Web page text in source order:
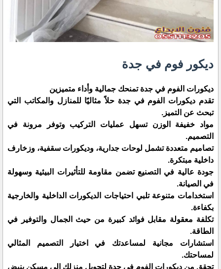
ديكور فوم في جدة
ديكورات الفوم في جدة تمنحك جمالية وأداء متميزين
تقدم ديكورات الفوم في جدة حلاً مثاليًا للمنازل والمكاتب التي
تبحث عن التميز.
مواد خفيفة الوزن تسهل عمليات التركيب وتوفر مرونة في
التصميم.
تصاميم متعددة تشمل لوحات جدارية، وديكورات سقفية، وزخارف
داخلية مبتكرة.
جودة عالية في التصنيع تضمن مقاومة للتأثيرات البيئية وسهولة
في الصيانة.
استخدامات متنوعة تلبي احتياجات الديكورات الداخلية والخارجية
بكفاءة.
تكلفة معقولة مقابل فوائد كبيرة من حيث الجمال والتوفير في
الطاقة.
استشارات مجانية لمساعدتك في اختيار التصميم المثالي
لمساحتك.
تحقق من ديكورات الفوم في جدة لتحويل منزلك إلى مسكن ينبض